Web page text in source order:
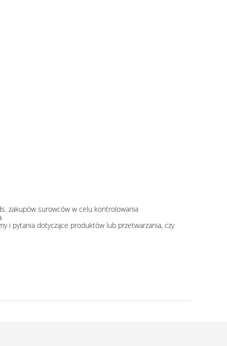
zakupów surowców w celu kontrolowania
i pytania dotyczące produktów lub przetwarzania, czy